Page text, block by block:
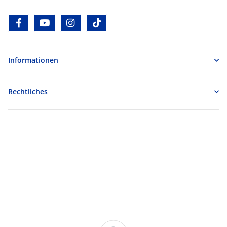
facebookyoutube instagram
Informationen
Rechtliches